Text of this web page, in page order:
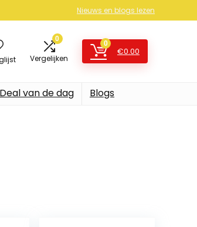
Nieuws en blogs lezen
0
Vergelijken
0
€0.00
Deal van de dag Blogs